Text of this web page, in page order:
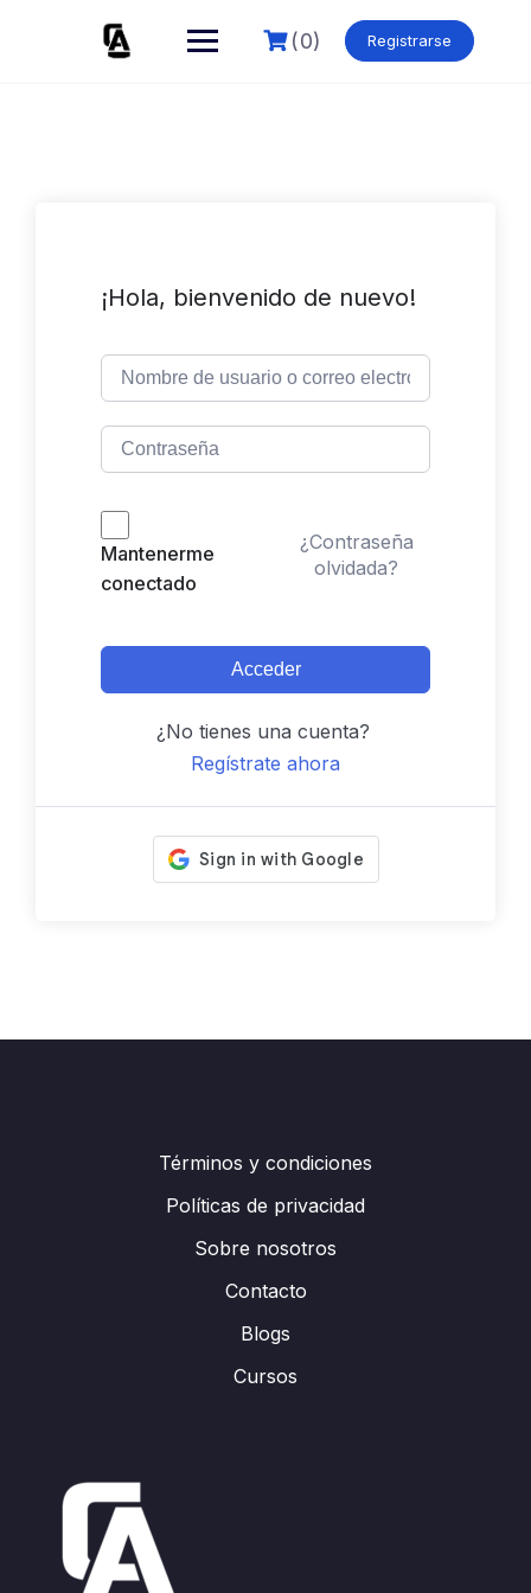
(0) Registrarse
¡Hola, bienvenido de nuevo!
Mantenerme
conectado
¿Contraseña
olvidada?
Acceder
¿No tienes una cuenta?
Regístrate ahora
Términos y condiciones
Políticas de privacidad
Sobre nosotros
Contacto
Blogs
Cursos